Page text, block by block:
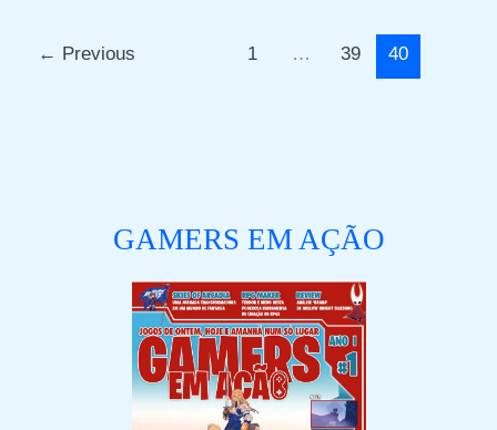
← Previous 1 … 39 40
GAMERS EM AÇÃO